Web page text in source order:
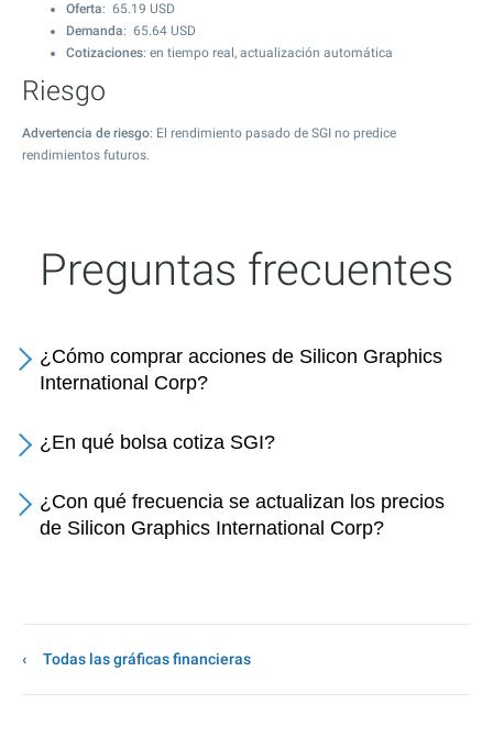
Oferta: 65.19 USD
Demanda: 65.64 USD
Cotizaciones: en tiempo real, actualización automática
Riesgo
Advertencia de riesgo: El rendimiento pasado de SGI no predice
rendimientos futuros.
Preguntas frecuentes
¿Cómo comprar acciones de Silicon Graphics
International Corp?
¿En qué bolsa cotiza SGI?
¿Con qué frecuencia se actualizan los precios
de Silicon Graphics International Corp?
Todas las gráficas financieras